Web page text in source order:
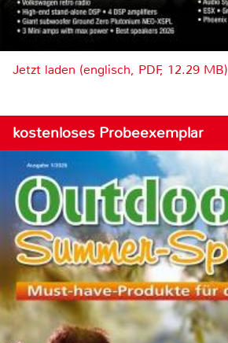
Jetzt laden (englisch, PDF, 12.29 MB)
kostenloses Probeexemplar